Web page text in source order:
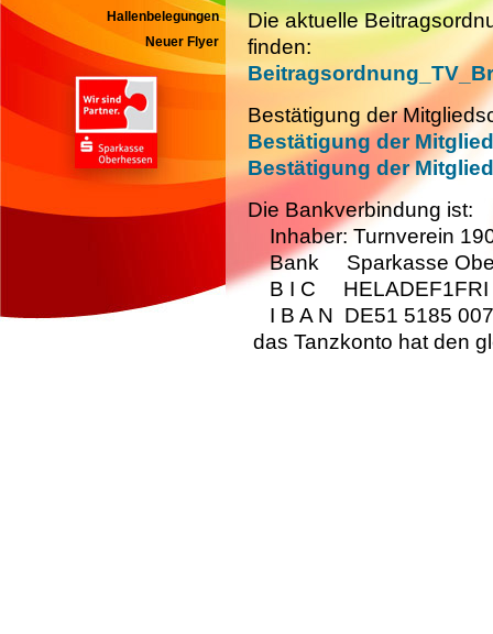
Hallenbelegungen
Neuer Flyer
Die aktuelle
finden:
Bestätigung der
Bestätigung der
Bestätigung der
Die Bankverbindung ist:
Inhaber: Turnverein
Bank Sparkasse
B I C HELADEF1FRI
I B A N DE51 5185
das Tanzkonto hat den